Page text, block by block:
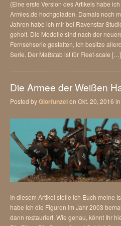
(Eine erste Version des Artikels habe
Armies.de hochgeladen. Damals noch
Jahren habe ich mir bei Ravenstar
geholt. Die Modelle sind nach der
Fernsehserie gestalten, ich besitze
Serie. Der Maßstab ist für Fleet-scale […]
Die Armee der Weißen
Posted byGlorfunzelon Okt. 20, 2016 in
In diesem Artikel stelle ich Euch meine
habe ich die Figuren im Jahr 2003
dann restauriert. Wie genau, könnt Ihr